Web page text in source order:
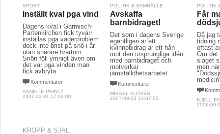
SPORT
Inställt kval pga vind
Dagens kval i Garmisch-
Partenkirchen fick tyvärr
inställas pga väderproblem
dock inte brist på snö i år
utan snarare tvärtom.
Snön föll ymnigt även om
det var pga vinden man
fick avbryta.
Kommentarer
ANNELIE PRINTZ
2007-12-31 17:06:00
POLITIK & SAMHÄLLE
Avskaffa
barnbidraget!
Det som i dagens Sverige
egentligen är ett
kvinnobidrag är ett hån
mot den ursprungliga idén
med barnbidraget och
motverkar
jämställdhetsarbetet.
Kommentarer
MIKAEL FLOVÉN
2007-03-23 13:07:00
POLITIK
Får
Då jag
tidning
oftast
Om det
slaget
men
KJELL
2006-09-
KROPP & SJÄL